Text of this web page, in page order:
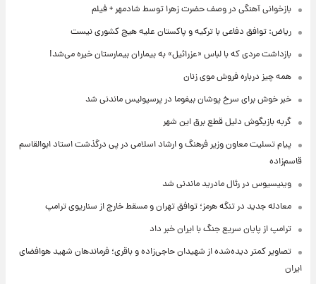
بازخوانی آهنگی در وصف حضرت زهرا توسط شادمهر + فیلم
ریاض: توافق دفاعی با ترکیه و پاکستان علیه هیچ کشوری نیست
بازداشت مردی که با لباس «عزرائیل» به بیماران بیمارستان خیره می‌شد!
همه چیز درباره فروش موی زنان
خبر خوش برای سرخ پوشان بیفوما در پرسپولیس ماندنی شد
گربه بازیگوش دلیل قطع برق این شهر
پیام تسلیت معاون وزیر فرهنگ و ارشاد اسلامی در پی درگذشت استاد ابوالقاسم
قاسم‌زاده
وینیسیوس در رئال مادرید ماندنی شد
معادله جدید در تنگه هرمز؛ توافق تهران و مسقط خارج از سناریوی ترامپ
ترامپ از پایان سریع جنگ با ایران خبر داد
تصاویر کمتر دیده‌شده از شهیدان حاجی‌زاده و باقری؛ فرماندهان شهید هوافضای
ایران